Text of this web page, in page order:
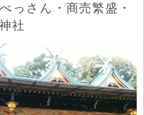
っさん・商売繁盛・
社